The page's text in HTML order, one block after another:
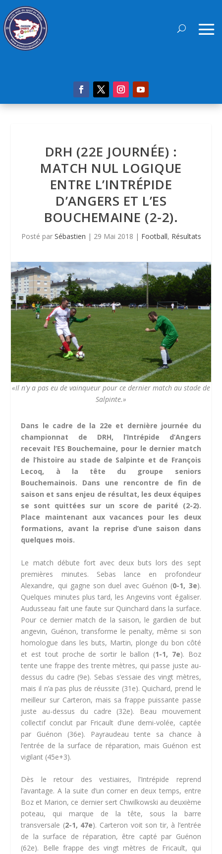
DRH (22E JOURNÉE) :
MATCH NUL LOGIQUE
ENTRE L’INTRÉPIDE
D’ANGERS ET L’ES
BOUCHEMAINE (2-2).
Posté par Sébastien | 29 Mai 2018 | Football, Résultats
«Il n'y a pas eu de vainqueur pour ce dernier match au stade de
Salpinte.»
Dans le cadre de la 22e et dernière journée du
championnat de DRH, l’Intrépide d’Angers
recevait l’ES Bouchemaine, pour le dernier match
de l’histoire au stade de Salpinte et de François
Lecoq, à la tête du groupe seniors
Bouchemainois. Dans une rencontre de fin de
saison et sans enjeu de résultat, les deux équipes
se sont quittées sur un score de parité (2-2).
Place maintenant aux vacances pour les deux
formations, avant la reprise d’une saison dans
quelques mois.
Le match débute fort avec deux buts lors des sept
premières minutes. Sebas lance en profondeur
Alexandre, qui gagne son duel avec Guénon (0-1, 3e).
Quelques minutes plus tard, les Angevins vont égaliser.
Audusseau fait une faute sur Quinchard dans la surface.
Pour ce dernier match de la saison, le gardien de but
angevin, Guénon, transforme le penalty, même si son
homologue dans les buts, Martin, plonge du bon côté
et est tout proche de sortir le ballon (1-1, 7e). Boz
tente une frappe des trente mètres, qui passe juste au-
dessus du cadre (9e). Sebas s’essaie des vingt mètres,
mais il n’a pas plus de réussite (31e). Quichard, prend le
meilleur sur Carteron, mais sa frappe puissante passe
juste au-dessus du cadre (32e). Beau mouvement
collectif conclut par Fricault d’une demi-volée, captée
par Guénon (36e). Payraudeau tente sa chance à
l’entrée de la surface de réparation, mais Guénon est
vigilant (45e+3).
Dès le retour des vestiaires, l’Intrépide reprend
l’avantage. A la suite d’un corner en deux temps, entre
Boz et Marion, ce dernier sert Chwilkowski au deuxième
poteau, qui marque de la tête, sous la barre
transversale (2-1, 47e). Carteron voit son tir, à l’entrée
de la surface de réparation, être capté par Guénon
(62e). Belle frappe des vingt mètres de Fricault, qui